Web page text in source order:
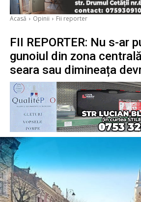
Acasă Opinii Fii reporter
FII REPORTER: Nu s-ar
gunoiul din zona
seara sau dimineața